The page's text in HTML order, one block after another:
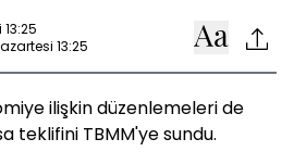
13:25
ilişkin düzenlemeleri de
teklifini TBMM'ye sundu.